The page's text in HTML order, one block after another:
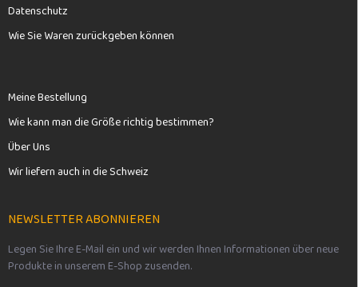
Datenschutz
Wie Sie Waren zurückgeben können
Meine Bestellung
Wie kann man die Größe richtig bestimmen?
Über Uns
Wir liefern auch in die Schweiz
NEWSLETTER ABONNIEREN
Legen Sie Ihre E-Mail ein und wir werden Ihnen Informationen über neue
Produkte in unserem E-Shop zusenden.